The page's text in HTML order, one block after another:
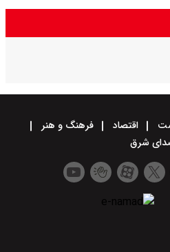
است
اقتصاد
فرهنگ و هنر
شرق